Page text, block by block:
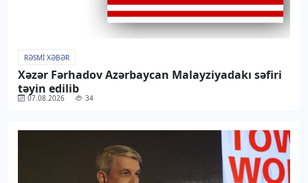
RƏSMI XƏBƏR
Xəzər Fərhadov Azərbaycan Malayziyadakı səfiri
təyin edilib
07.08.2026 34